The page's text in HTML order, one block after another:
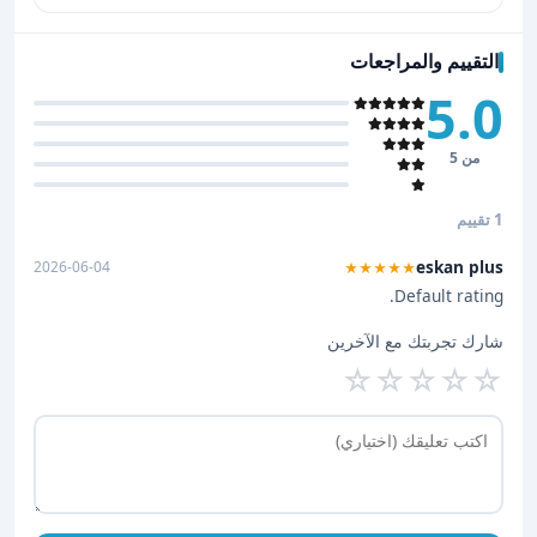
التقييم والمراجعات
5.0
من 5
1 تقييم
eskan plus
★★★★★
2026-06-04
Default rating.
شارك تجربتك مع الآخرين
☆
☆
☆
☆
☆